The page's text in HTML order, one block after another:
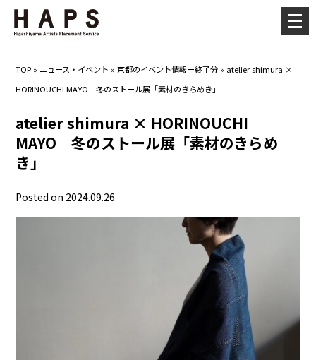
TOP » ニュース・イベント »京都のイベント情報ー終了分 » atelier shimura ×
HORINOUCHI MAYO 冬のストール展「素材のきらめき」
atelier shimura × HORINOUCHI
MAYO 冬のストール展「素材のきらめ
き」
Posted on 2024.09.26
メ
ニ
ー